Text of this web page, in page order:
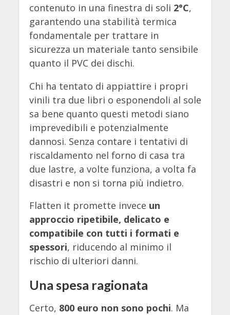
contenuto in una finestra di soli 2°C,
garantendo una stabilità termica
fondamentale per trattare in
sicurezza un materiale tanto sensibile
quanto il PVC dei dischi.
Chi ha tentato di appiattire i propri
vinili tra due libri o esponendoli al sole
sa bene quanto questi metodi siano
imprevedibili e potenzialmente
dannosi. Senza contare i tentativi di
riscaldamento nel forno di casa tra
due lastre, a volte funziona, a volta fa
disastri e non si torna più indietro.
Flatten it promette invece un
approccio ripetibile, delicato e
compatibile con tutti i formati e
spessori, riducendo al minimo il
rischio di ulteriori danni.
Una spesa ragionata
Certo, 800 euro non sono pochi. Ma